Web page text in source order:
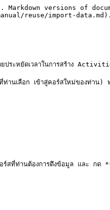
versions of
reuse/import-data.md).
ประหยัดเวลาในการสร้าง
ที่ท่านเลือก เข้าสู่คอร์สใหม่ของ
ร์สที่ท่านต้องการดึงข้อมูล และ